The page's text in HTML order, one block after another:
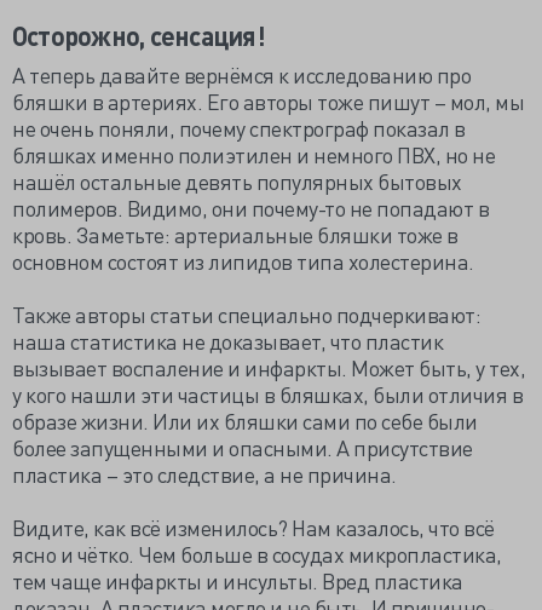
Осторожно, сенсация!
А теперь давайте вернёмся к исследованию про
бляшки в артериях. Его авторы тоже пишут – мол, мы
не очень поняли, почему спектрограф показал в
бляшках именно полиэтилен и немного ПВХ, но не
нашёл остальные девять популярных бытовых
полимеров. Видимо, они почему-то не попадают в
кровь. Заметьте: артериальные бляшки тоже в
основном состоят из липидов типа холестерина.
Также авторы статьи специально подчеркивают:
наша статистика не доказывает, что пластик
вызывает воспаление и инфаркты. Может быть, у тех,
у кого нашли эти частицы в бляшках, были отличия в
образе жизни. Или их бляшки сами по себе были
более запущенными и опасными. А присутствие
пластика – это следствие, а не причина.
Видите, как всё изменилось? Нам казалось, что всё
ясно и чётко. Чем больше в сосудах микропластика,
тем чаще инфаркты и инсульты. Вред пластика